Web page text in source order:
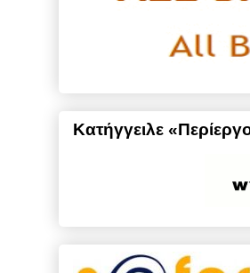
Κατήγγειλε